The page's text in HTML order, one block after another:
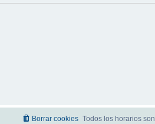
Todos los horarios son
Borrar cookies